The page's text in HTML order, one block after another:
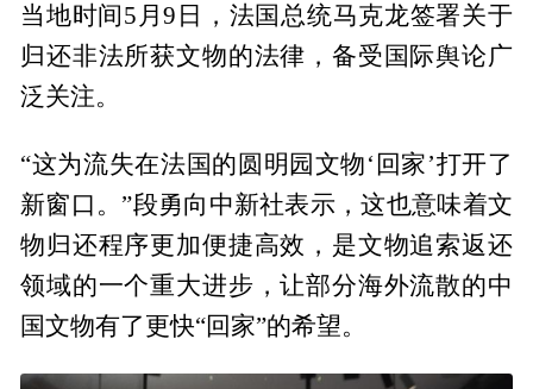
当地时间5月9日，法国总统马克龙签署关于
归还非法所获文物的法律，备受国际舆论广
泛关注。
“这为流失在法国的圆明园文物‘回家’打开了
新窗口。”段勇向中新社表示，这也意味着文
物归还程序更加便捷高效，是文物追索返还
领域的一个重大进步，让部分海外流散的中
国文物有了更快“回家”的希望。